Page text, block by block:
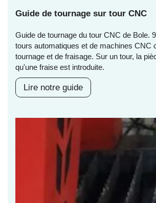
Guide de tournage sur tour CNC
Guide de tournage du tour CNC de Bole.
tours automatiques et de machines CNC
tournage et de fraisage. Sur un tour, la
qu'une fraise est introduite.
Lire notre guide